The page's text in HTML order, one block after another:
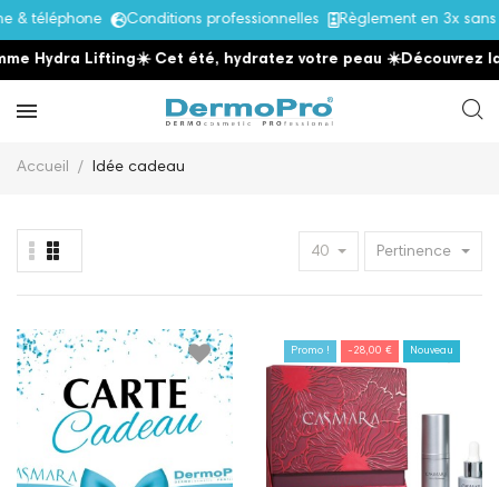
Conditions professionnelles Règlement en 3x sans
Lifting ☀️ Cet été, hydratez votre peau ☀️Découvrez la
Accueil Idée cadeau
40 Pertinence
Promo ! -28,00 € Nouveau